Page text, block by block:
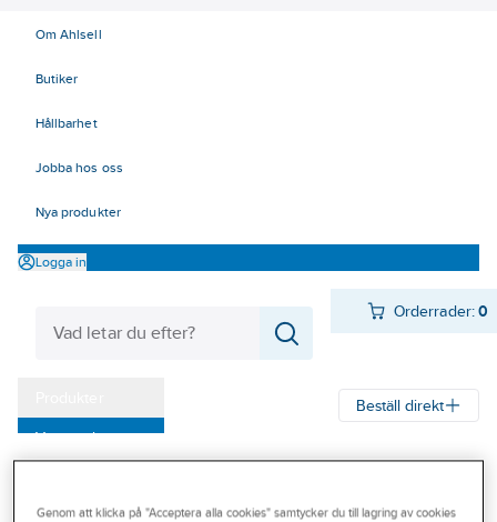
Om Ahlsell
Butiker
Hållbarhet
Jobba hos oss
Nya produkter
Logga in
Orderrader:0
Varumärken
Outlet
Beställ direkt
Genom att klicka på "Acceptera alla cookies" samtycker du till lagring av cookies